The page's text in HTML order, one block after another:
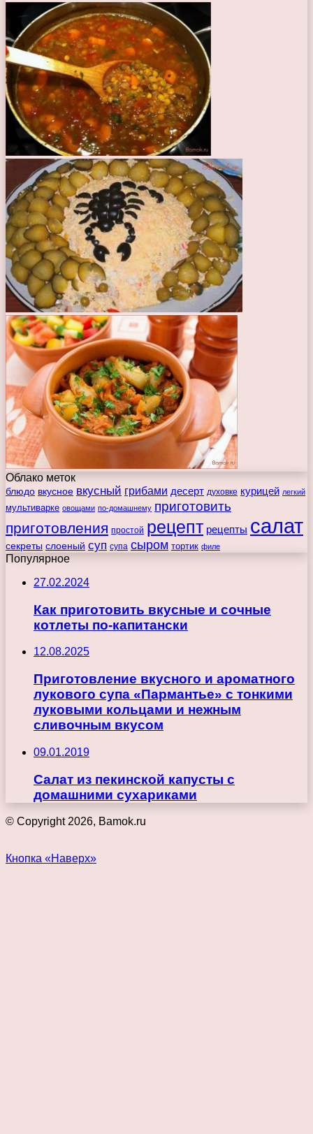
Облако меток
блюдо вкусное вкусный грибами десерт духовке курицей легкий
мультиварке овощами по-домашнему приготовить
приготовления простой рецепт рецепты салат
секреты слоеный суп супа сыром тортик филе
Популярное
27.02.2024
Как приготовить вкусные и сочные
котлеты по-капитански
12.08.2025
Приготовление вкусного и ароматного
лукового супа «Пармантье» с тонкими
луковыми кольцами и нежным
сливочным вкусом
09.01.2019
Cалат из пекинской капусты с
домашними сухариками
© Copyright 2026, Bamok.ru
Кнопка «Наверх»